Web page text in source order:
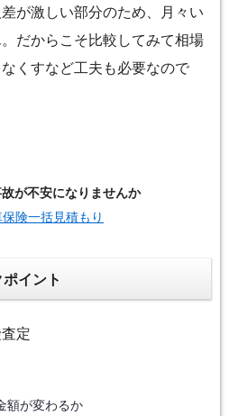
が激しい部分のため、月々い
だからこそ比較してみて相場
くすなど工夫も必要なので
が不安になりませんか
保険一括見積もり
イント
額が変わるか